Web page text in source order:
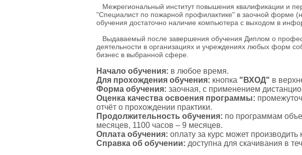
Межрегиональный институт повышения квалификации и
"Специалист по пожарной профилактике" в заочной форме
обучения достаточно наличие компьютера с выходом в
Выдаваемый после завершения обучения Диплом о
деятельности в организациях и учреждениях любых форм
бизнес в выбранной сфере.
Начало обучения: в любое время.
Для прохождения обучения: кнопка "ВХОД" в
Форма обучения: заочная, с применением
Оценка качества освоения программы:
отчёт о прохождении практики.
Продолжительность обучения: по программам
месяцев, 1100 часов – 9 месяцев.
Оплата обучения: оплату за курс может
Справка об обучении: доступна для скачивания в